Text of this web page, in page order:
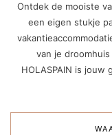
Ontdek de mooiste
een eigen stukje
van je
HOLASPAIN is jouw